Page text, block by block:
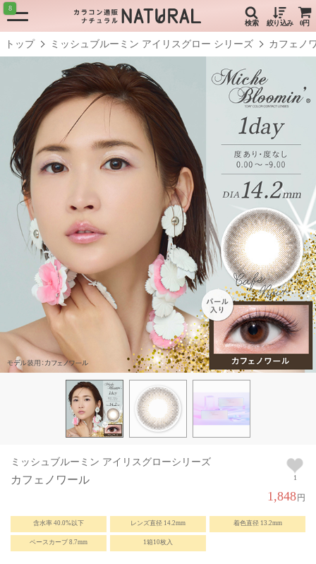
検索 絞り込み 0円
8
トップ ミッシュブルーミン アイリスグロー シリーズ カフェノ
1
ミッシュブルーミン アイリスグローシリーズ
カフェノワール
1,848円
含水率 40.0%以下 レンズ直径 14.2mm 着色直径 13.2mm
ベースカーブ 8.7mm 1箱10枚入